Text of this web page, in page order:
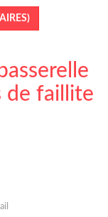
de faillite